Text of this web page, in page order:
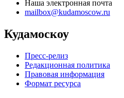
Наша электронная почта
mailbox@kudamoscow.ru
Кудамоскоу
Пресс-релиз
Редакционная политика
Правовая информация
Формат ресурса